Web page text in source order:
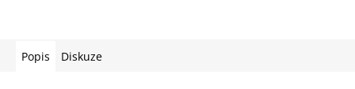
Popis Diskuze